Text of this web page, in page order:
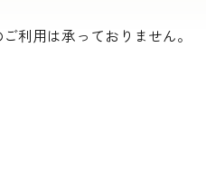
利用は承っておりません。